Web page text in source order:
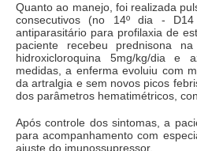
Quanto ao manejo, foi realizada
consecutivos (no 14º dia -
antiparasitário para profilaxia de
paciente recebeu prednisona
hidroxicloroquina 5mg/kg/dia e
medidas, a enferma evoluiu com
da artralgia e sem novos picos
dos parâmetros hematimétricos,
Após controle dos sintomas, a
para acompanhamento com
ajuste do imunossupressor.